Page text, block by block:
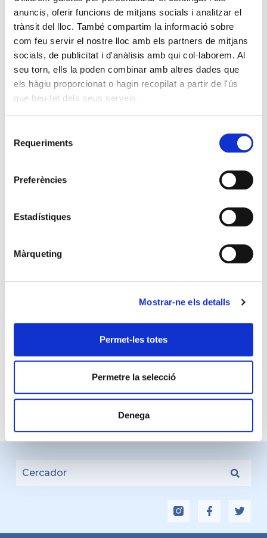
anuncis, oferir funcions de mitjans socials i analitzar el
trànsit del lloc. També compartim la informació sobre
com feu servir el nostre lloc amb els partners de mitjans
socials, de publicitat i d'anàlisis amb qui col·laborem. Al
seu torn, ells la poden combinar amb altres dades que
els hàgiu proporcionat o hagin recopilat a partir de l'ús
que heu fet dels seus serveis.
Requeriments
Preferències
Estadístiques
Màrqueting
Mostrar-ne els detalls
Permet-les totes
Permetre la selecció
Denega
L’impacte del Reempresa a Lleida ha
estat de prop nou milions d’inversió
induïda en tretze anys
Jornada: Solucions per a la teva